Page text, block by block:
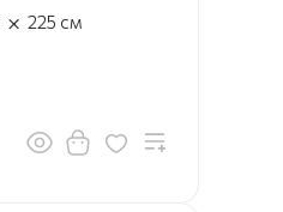
× 225 см